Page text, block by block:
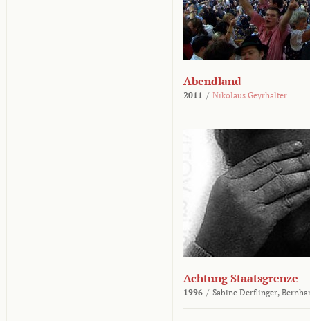
Abendland
2011 / Nikolaus Geyrhalter
Achtung Staatsgrenze
1996 / Sabine Derflinger,